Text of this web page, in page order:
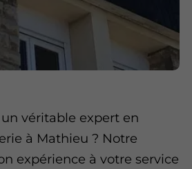
véritable expert en
à Mathieu ? Notre
expérience à votre service